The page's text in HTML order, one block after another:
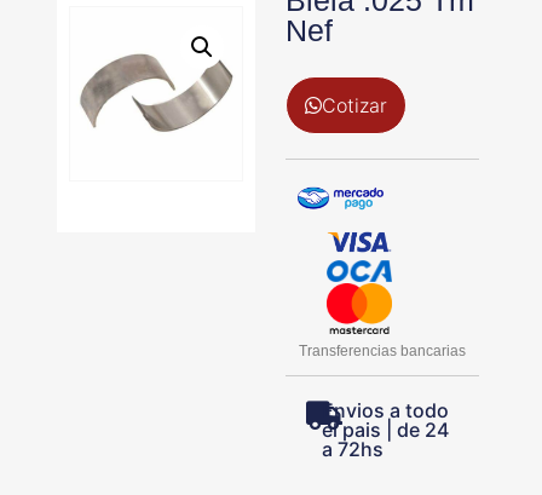
Nef
Cotizar
Transferencias bancarias
Envios a todo
el pais | de 24
a 72hs